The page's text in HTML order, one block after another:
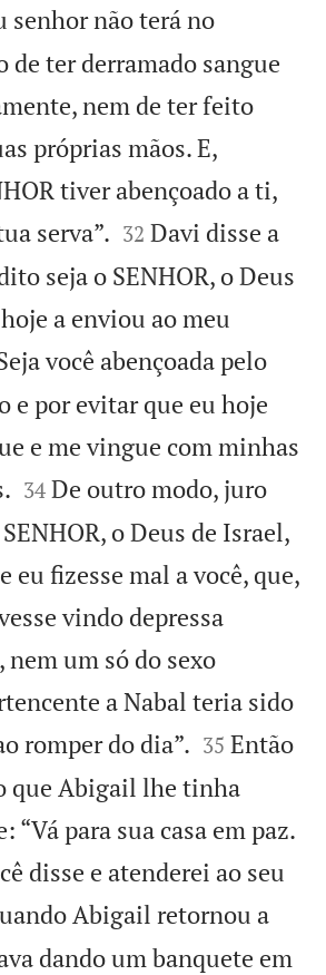
senhor não terá no
de ter derramado sangue
nem de ter feito
próprias mãos. E,
tiver abençoado a ti,
serva”. 

32 Davi disse a
seja o SENHOR, o Deus
a enviou ao meu
você abençoada pelo
e por evitar que eu hoje
e me vingue com minhas


34 De outro modo, juro
o Deus de Israel,
eu fizesse mal a você, que,
vindo depressa
um só do sexo
a Nabal teria sido
romper do dia”. 

35 Então
que Abigail lhe tinha
“Vá para sua casa em paz.
disse e atenderei ao seu
Abigail retornou a
dando um banquete em